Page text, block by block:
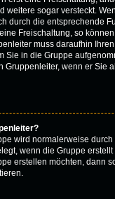
weitere sogar versteckt.
durch die entsprechende
Freischaltung, so
muss daraufhin
Sie in die Gruppe
Gruppenleiter, wenn er Sie
wird normalerweise
wenn die Gruppe
erstellen möchten, dann